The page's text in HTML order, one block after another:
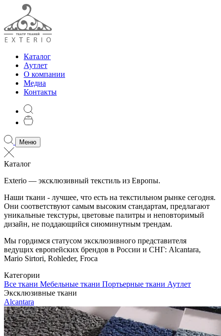
Каталог
Аутлет
О компании
Медиа
Контакты
Меню
Каталог
Exterio — эксклюзивный текстиль из Европы.
Наши ткани - лучшее, что есть на текстильном рынке сегодня.
Они соответствуют самым высоким стандартам, предлагают
уникальные текстуры, цветовые палитры и неповторимый
дизайн, не поддающийся сиюминутным трендам.
Мы гордимся статусом эксклюзивного представителя
ведущих европейских брендов в России и СНГ: Alcantara,
Mario Sirtori, Rohleder, Froca
Категории
Все ткани Мебельные ткани Портьерные ткани Аутлет
Эксклюзивные ткани
Alcantara